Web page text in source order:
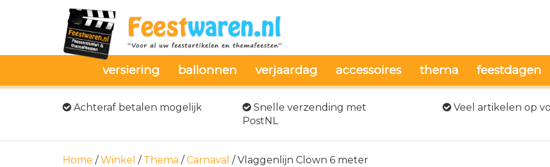
versiering ballonnen verjaardag accessoires thema feestdagen
Achteraf betalen mogelijk
Snelle verzending met
PostNL
Veel artikelen op
Home /Winkel / Thema /Carnaval / Vlaggenlijn Clown 6 meter